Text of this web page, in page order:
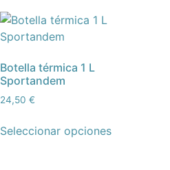
Botella térmica 1 L
Sportandem
24,50 €
Seleccionar opciones